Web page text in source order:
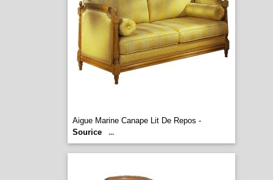
Aigue Marine Canape Lit De Repos -
Sourice
...